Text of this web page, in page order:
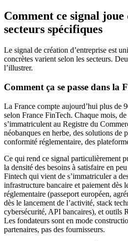
Comment ce signal joue
secteurs spécifiques
Le signal de création d’entreprise est
concrètes varient selon les secteurs.
l’illustrer.
Comment ça se passe dans la
La France compte aujourd’hui plus de
selon France FinTech. Chaque mois,
s’immatriculent au Registre du
néobanques en herbe, des solutions de
conformité réglementaire, des
Ce qui rend ce signal particulièrement
la densité des besoins à satisfaire en
Fintech qui vient de s’immatriculer a
infrastructure bancaire et paiement dès
réglementaire (passeport européen,
dès le lancement de l’activité, stack
cybersécurité, API bancaires), et outils
Les fondateurs sont en mode
partenaires, pas des fournisseurs.